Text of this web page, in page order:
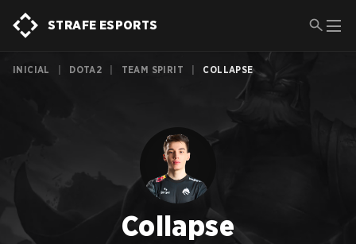
STRAFE ESPORTS
INICIAL DOTA2 TEAM SPIRIT COLLAPSE
Collapse